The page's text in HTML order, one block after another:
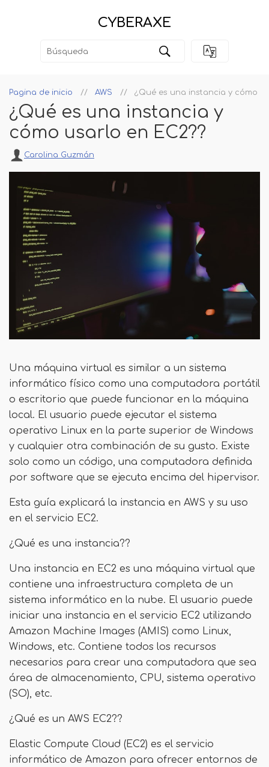
CYBERAXE
Pagina de inicio AWS ¿Qué es una instancia y cómo
¿Qué es una instancia y
cómo usarlo en EC2??
Carolina Guzmán
Una máquina virtual es similar a un sistema
informático físico como una computadora portátil
o escritorio que puede funcionar en la máquina
local. El usuario puede ejecutar el sistema
operativo Linux en la parte superior de Windows
y cualquier otra combinación de su gusto. Existe
solo como un código, una computadora definida
por software que se ejecuta encima del hipervisor.
Esta guía explicará la instancia en AWS y su uso
en el servicio EC2.
¿Qué es una instancia??
Una instancia en EC2 es una máquina virtual que
contiene una infraestructura completa de un
sistema informático en la nube. El usuario puede
iniciar una instancia en el servicio EC2 utilizando
Amazon Machine Images (AMIS) como Linux,
Windows, etc. Contiene todos los recursos
necesarios para crear una computadora que sea
área de almacenamiento, CPU, sistema operativo
(SO), etc.
¿Qué es un AWS EC2??
Elastic Compute Cloud (EC2) es el servicio
informático de Amazon para ofrecer entornos de